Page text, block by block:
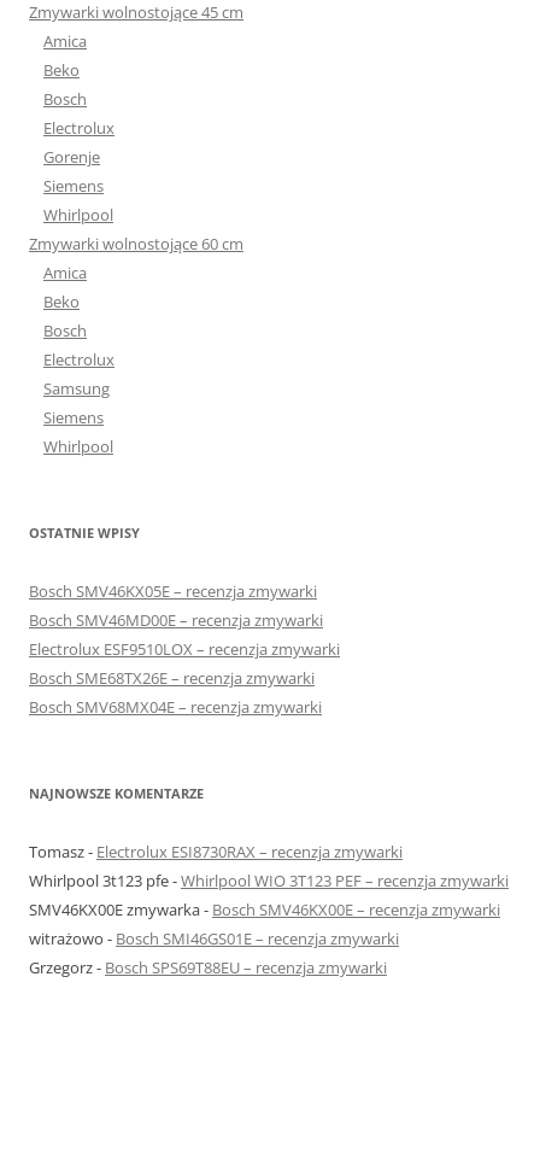
Zmywarki wolnostojące 45 cm
Amica
Beko
Bosch
Electrolux
Gorenje
Siemens
Whirlpool
Zmywarki wolnostojące 60 cm
Amica
Beko
Bosch
Electrolux
Samsung
Siemens
Whirlpool
OSTATNIE WPISY
Bosch SMV46KX05E – recenzja zmywarki
Bosch SMV46MD00E – recenzja zmywarki
Electrolux ESF9510LOX – recenzja zmywarki
Bosch SME68TX26E – recenzja zmywarki
Bosch SMV68MX04E – recenzja zmywarki
NAJNOWSZE KOMENTARZE
Tomasz- Electrolux ESI8730RAX – recenzja zmywarki
Whirlpool 3t123 pfe-Whirlpool WIO 3T123 PEF – recenzja zmywarki
SMV46KX00E zmywarka- Bosch SMV46KX00E – recenzja zmywarki
witrażowo - Bosch SMI46GS01E – recenzja zmywarki
Grzegorz- Bosch SPS69T88EU – recenzja zmywarki